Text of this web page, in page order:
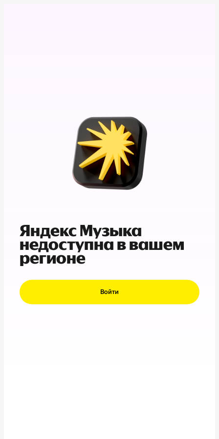
Яндекс Музыка
недоступна в вашем
регионе
Войти